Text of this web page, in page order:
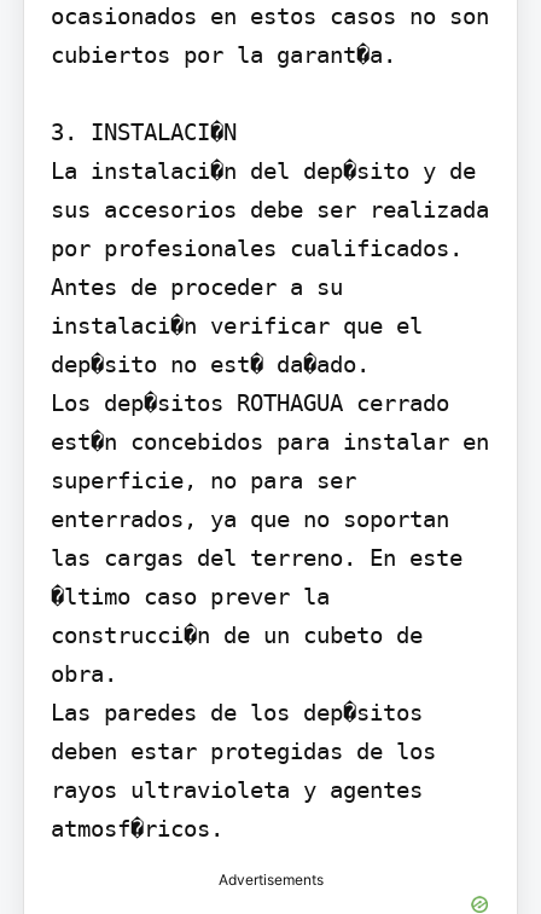
ocasionados en estos casos no son
cubiertos por la garant�a.
3. INSTALACI�N
La instalaci�n del dep�sito y de
sus accesorios debe ser realizada
por profesionales cualificados.
Antes de proceder a su
instalaci�n verificar que el
dep�sito no est� da�ado.
Los dep�sitos ROTHAGUA cerrado
est�n concebidos para instalar en
superficie, no para ser
enterrados, ya que no soportan
las cargas del terreno. En este
�ltimo caso prever la
construcci�n de un cubeto de
obra.
Las paredes de los dep�sitos
deben estar protegidas de los
rayos ultravioleta y agentes
atmosf�ricos.
Advertisements